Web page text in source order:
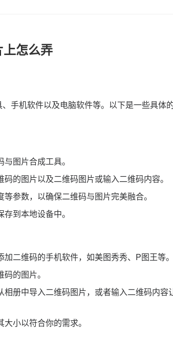
怎么弄
手机软件以及电脑软件等。以下是一些具体
图片合成工具。
的图片以及二维码图片或输入二维码内容。
参数，以确保二维码与图片完美融合。
到本地设备中。
二维码的手机软件，如美图秀秀、P图王等。
的图片。
册中导入二维码图片，或者输入二维码内容
小以符合你的需求。